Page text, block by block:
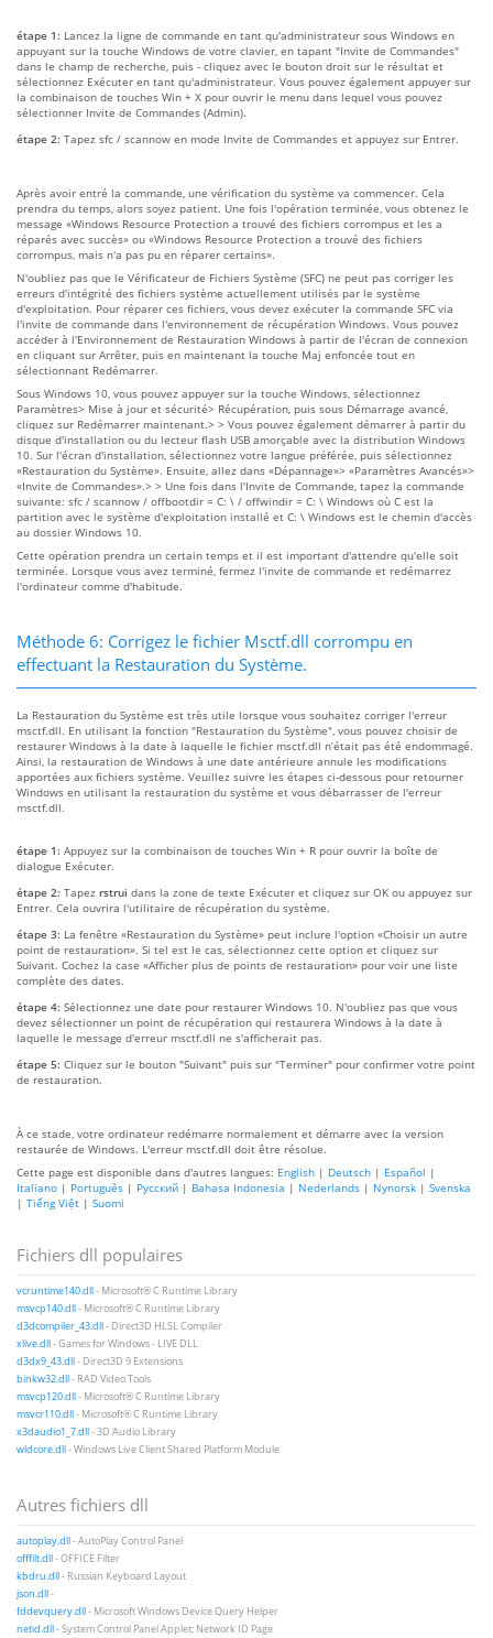
étape 1: Lancez la ligne de commande en tant qu'administrateur sous Windows en
appuyant sur la touche Windows de votre clavier, en tapant "Invite de Commandes"
dans le champ de recherche, puis - cliquez avec le bouton droit sur le résultat et
sélectionnez Exécuter en tant qu'administrateur. Vous pouvez également appuyer sur
la combinaison de touches Win + X pour ouvrir le menu dans lequel vous pouvez
sélectionner Invite de Commandes (Admin).
étape 2: Tapez sfc / scannow en mode Invite de Commandes et appuyez sur Entrer.
Après avoir entré la commande, une vérification du système va commencer. Cela
prendra du temps, alors soyez patient. Une fois l'opération terminée, vous obtenez le
message «Windows Resource Protection a trouvé des fichiers corrompus et les a
réparés avec succès» ou «Windows Resource Protection a trouvé des fichiers
corrompus, mais n'a pas pu en réparer certains».
N'oubliez pas que le Vérificateur de Fichiers Système (SFC) ne peut pas corriger les
erreurs d'intégrité des fichiers système actuellement utilisés par le système
d'exploitation. Pour réparer ces fichiers, vous devez exécuter la commande SFC via
l'invite de commande dans l'environnement de récupération Windows. Vous pouvez
accéder à l'Environnement de Restauration Windows à partir de l'écran de connexion
en cliquant sur Arrêter, puis en maintenant la touche Maj enfoncée tout en
sélectionnant Redémarrer.
Sous Windows 10, vous pouvez appuyer sur la touche Windows, sélectionnez
Paramètres> Mise à jour et sécurité> Récupération, puis sous Démarrage avancé,
cliquez sur Redémarrer maintenant.> > Vous pouvez également démarrer à partir du
disque d'installation ou du lecteur flash USB amorçable avec la distribution Windows
10. Sur l'écran d'installation, sélectionnez votre langue préférée, puis sélectionnez
«Restauration du Système». Ensuite, allez dans «Dépannage»> «Paramètres Avancés»>
«Invite de Commandes».> > Une fois dans l'Invite de Commande, tapez la commande
suivante: sfc / scannow / offbootdir = C: \ / offwindir = C: \ Windows où C est la
partition avec le système d'exploitation installé et C: \ Windows est le chemin d'accès
au dossier Windows 10.
Cette opération prendra un certain temps et il est important d'attendre qu'elle soit
terminée. Lorsque vous avez terminé, fermez l'invite de commande et redémarrez
l'ordinateur comme d'habitude.
Méthode 6: Corrigez le fichier Msctf.dll corrompu en
effectuant la Restauration du Système.
La Restauration du Système est très utile lorsque vous souhaitez corriger l'erreur
msctf.dll. En utilisant la fonction "Restauration du Système", vous pouvez choisir de
restaurer Windows à la date à laquelle le fichier msctf.dll n’était pas été endommagé.
Ainsi, la restauration de Windows à une date antérieure annule les modifications
apportées aux fichiers système. Veuillez suivre les étapes ci-dessous pour retourner
Windows en utilisant la restauration du système et vous débarrasser de l'erreur
msctf.dll.
étape 1: Appuyez sur la combinaison de touches Win + R pour ouvrir la boîte de
dialogue Exécuter.
étape 2: Tapez rstrui dans la zone de texte Exécuter et cliquez sur OK ou appuyez sur
Entrer. Cela ouvrira l'utilitaire de récupération du système.
étape 3: La fenêtre «Restauration du Système» peut inclure l'option «Choisir un autre
point de restauration». Si tel est le cas, sélectionnez cette option et cliquez sur
Suivant. Cochez la case «Afficher plus de points de restauration» pour voir une liste
complète des dates.
étape 4: Sélectionnez une date pour restaurer Windows 10. N'oubliez pas que vous
devez sélectionner un point de récupération qui restaurera Windows à la date à
laquelle le message d'erreur msctf.dll ne s'afficherait pas.
étape 5: Cliquez sur le bouton "Suivant" puis sur "Terminer" pour confirmer votre point
de restauration.
À ce stade, votre ordinateur redémarre normalement et démarre avec la version
restaurée de Windows. L'erreur msctf.dll doit être résolue.
Cette page est disponible dans d'autres langues: English | Deutsch | Español |
Italiano | Português | Русский | Bahasa Indonesia | Nederlands | Nynorsk | Svenska
| Tiếng Việt | Suomi
Fichiers dll populaires
vcruntime140.dll- Microsoft® C Runtime Library
msvcp140.dll- Microsoft® C Runtime Library
d3dcompiler_43.dll- Direct3D HLSL Compiler
xlive.dll- Games for Windows - LIVE DLL
d3dx9_43.dll- Direct3D 9 Extensions
binkw32.dll- RAD Video Tools
msvcp120.dll- Microsoft® C Runtime Library
msvcr110.dll- Microsoft® C Runtime Library
x3daudio1_7.dll- 3D Audio Library
wldcore.dll- Windows Live Client Shared Platform Module
Autres fichiers dll
autoplay.dll- AutoPlay Control Panel
offfilt.dll- OFFICE Filter
kbdru.dll- Russian Keyboard Layout
json.dll-
fddevquery.dll- Microsoft Windows Device Query Helper
netid.dll- System Control Panel Applet; Network ID Page